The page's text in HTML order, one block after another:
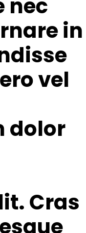
nec
in
vel
dolor
Cras